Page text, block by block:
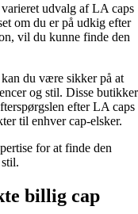
udvalg af LA caps
om du er på udkig efter
vil du kunne finde den
du være sikker på at
og stil. Disse butikker
efter LA caps
til enhver cap-elsker.
for at finde den
billig cap